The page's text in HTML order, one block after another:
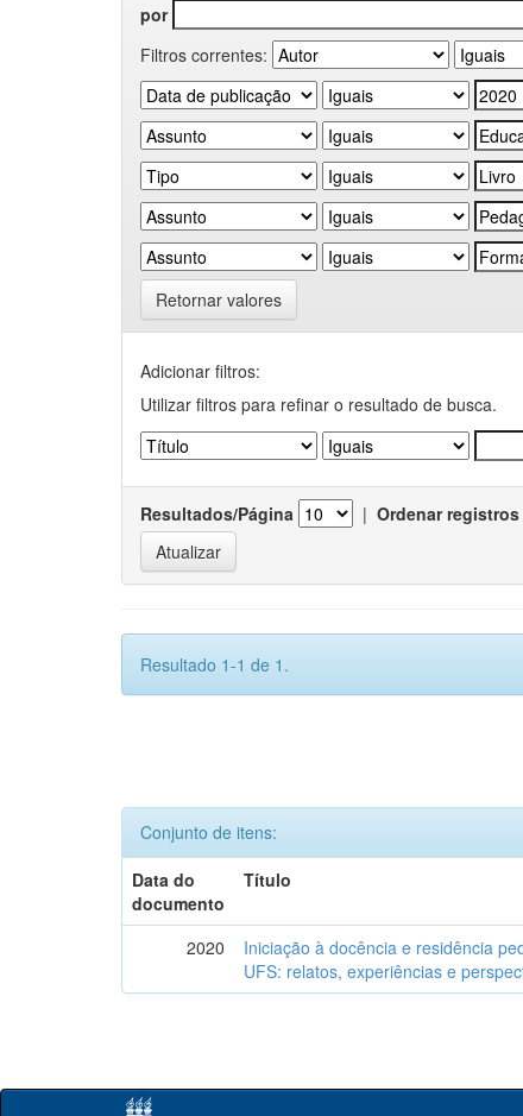
por
Filtros correntes:
Retornar valores
Adicionar filtros:
Utilizar filtros para refinar o resultado de busca.
Resultados/Página | Ordenar
Resultado 1-1 de 1.
Conjunto de itens:
Data do
documento
Título
2020
Iniciação à docência e residência
UFS: relatos, experiências e